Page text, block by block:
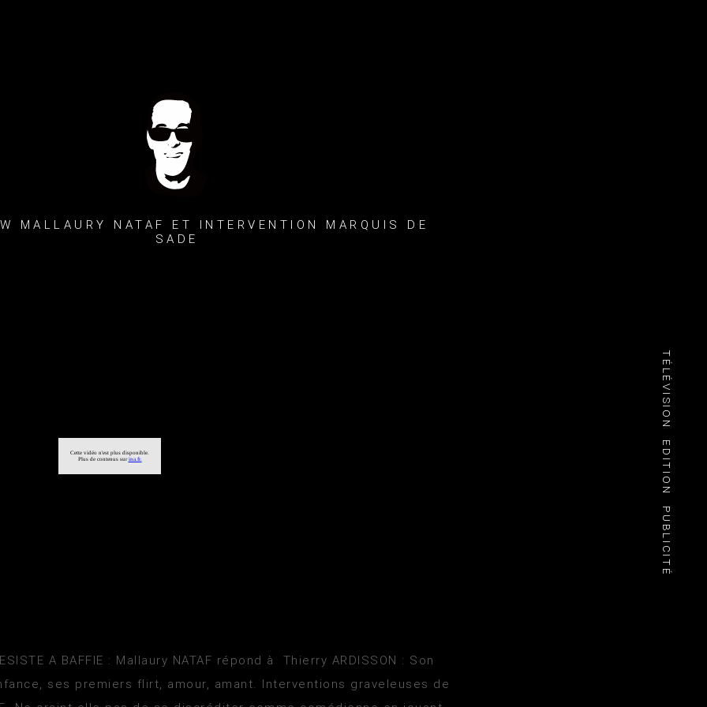
TÉLÉVISION
EDITION
PUBLICITÉ
MALLAURY NATAF ET INTERVENTION MARQUIS DE
SADE
A BAFFIE : Mallaury NATAF répond à Thierry ARDISSON : Son
ses premiers flirt, amour, amant. Interventions graveleuses de